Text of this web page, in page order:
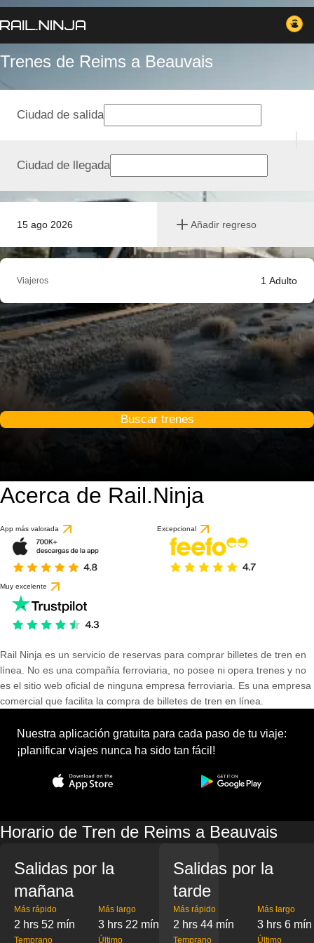
Trenes de Reims a Beauvais
15 ago 2026 Añadir regreso
Ciudad de salida
Ciudad de llegada
Viajeros 1 Adulto
Buscar trenes
Acerca de Rail.Ninja
App más valorada Excepcional
Muy excelente
Rail Ninja es un servicio de reservas para comprar billetes de tren en
línea. No es una compañía ferroviaria, no posee ni opera trenes y no
es el sitio web oficial de ninguna empresa ferroviaria. Es una empresa
comercial que facilita la compra de billetes de tren en línea.
Nuestra aplicación gratuita para cada paso de tu viaje:
¡planificar viajes nunca ha sido tan fácil!
Horario de Tren de Reims a Beauvais
Salidas por la
mañana
Más rápido
2 hrs 52 mín
Más largo
3 hrs 22 mín
Temprano Último
Salidas por la
tarde
Más rápido
2 hrs 44 mín
Más largo
3 hrs 6 mín
Temprano Último